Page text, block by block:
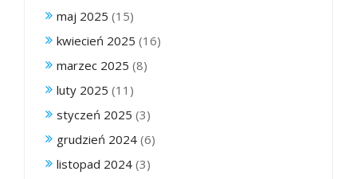
maj 2025 (15)
kwiecień 2025 (16)
marzec 2025 (8)
luty 2025 (11)
styczeń 2025 (3)
grudzień 2024 (6)
listopad 2024 (3)